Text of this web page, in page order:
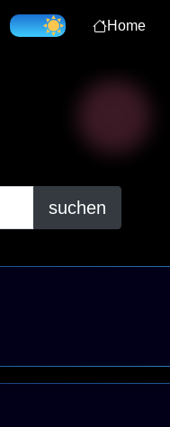
Home
suchen